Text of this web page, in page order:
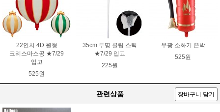
22인치 4D 원형
크리스마스공 ★7/29
입고
525원
35cm 투명 클립 스틱
★7/29 입고
225원
무광 소화기 은박
525원
관련상품 장바구니 담기